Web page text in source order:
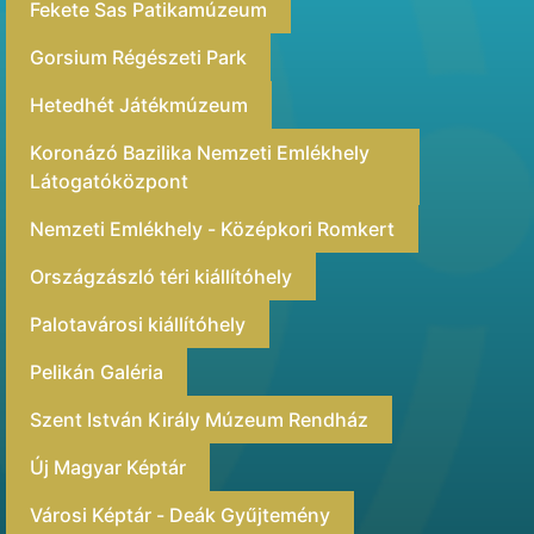
Fekete Sas Patikamúzeum
Gorsium Régészeti Park
Hetedhét Játékmúzeum
Koronázó Bazilika Nemzeti Emlékhely
Látogatóközpont
Nemzeti Emlékhely - Középkori Romkert
Országzászló téri kiállítóhely
Palotavárosi kiállítóhely
Pelikán Galéria
Szent István Király Múzeum Rendház
Új Magyar Képtár
Városi Képtár - Deák Gyűjtemény